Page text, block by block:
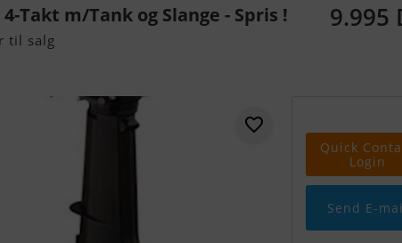
Takt m/Tank og Slange - Spris !
til salg
9.995
Quick
Login
Send E-